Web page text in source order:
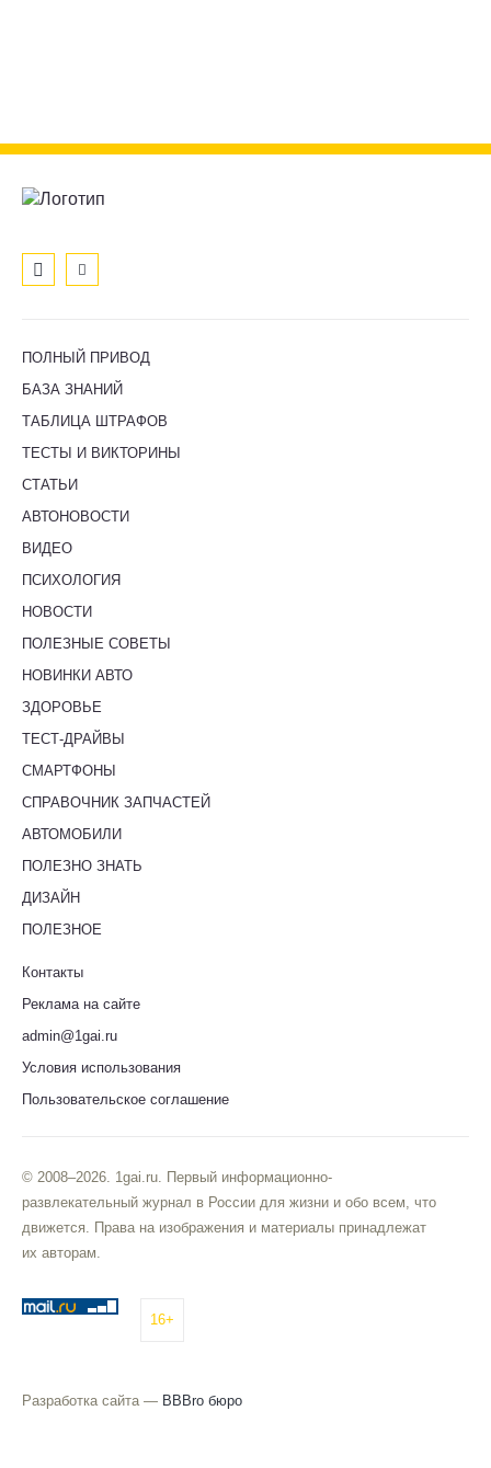
ПОЛНЫЙ ПРИВОД
БАЗА ЗНАНИЙ
ТАБЛИЦА ШТРАФОВ
ТЕСТЫ И ВИКТОРИНЫ
СТАТЬИ
АВТОНОВОСТИ
ВИДЕО
ПСИХОЛОГИЯ
НОВОСТИ
ПОЛЕЗНЫЕ СОВЕТЫ
НОВИНКИ АВТО
ЗДОРОВЬЕ
ТЕСТ-ДРАЙВЫ
СМАРТФОНЫ
СПРАВОЧНИК ЗАПЧАСТЕЙ
АВТОМОБИЛИ
ПОЛЕЗНО ЗНАТЬ
ДИЗАЙН
ПОЛЕЗНОЕ
Контакты
Реклама на сайте
admin@1gai.ru
Условия использования
Пользовательское соглашение
© 2008–2026. 1gai.ru. Первый информационно-
развлекательный журнал в России для жизни и обо всем, что
движется. Права на изображения и материалы принадлежат
их авторам.
16+
Разработка сайта — BBBro бюро